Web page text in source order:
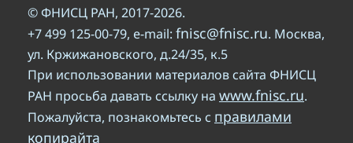
© ФНИСЦ РАН, 2017-2026.
+7 499 125-00-79, e-mail: fnisc@fnisc.ru. Москва,
ул. Кржижановского, д.24/35, к.5
При использовании материалов сайта ФНИСЦ
РАН просьба давать ссылку на www.fnisc.ru.
Пожалуйста, познакомьтесь с правилами
копирайта